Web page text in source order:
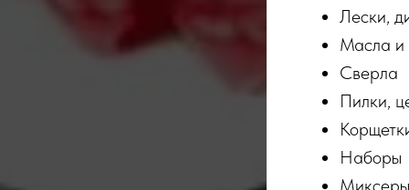
Лески,
Масла и
Сверла
Пилки,
Наборы
Миксеры